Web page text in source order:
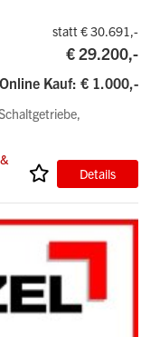
statt € 30.691,-
€ 29.200,-
Kauf: € 1.000,-
Details